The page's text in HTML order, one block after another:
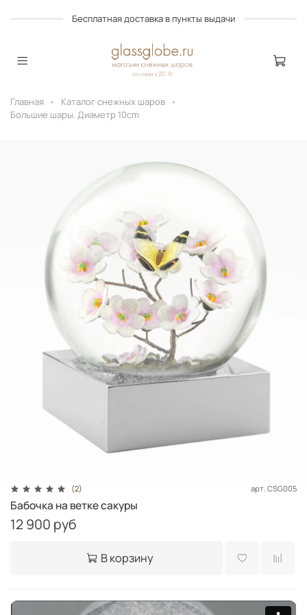
Бесплатная доставка в пункты выдачи
Главная
Каталог снежных шаров
Большие шары. Диаметр 10cm
(2) арт. CSG005
Бабочка на ветке сакуры
12 900 руб
В корзину